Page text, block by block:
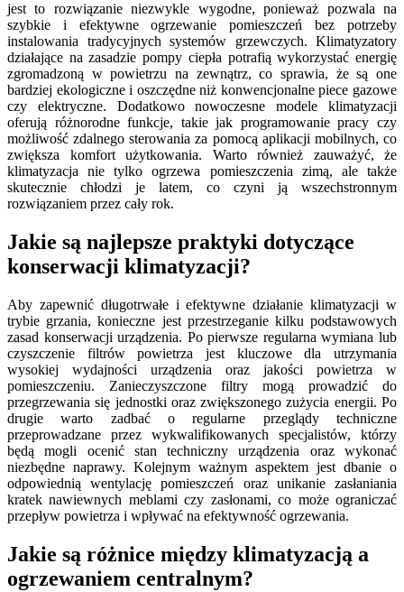
jest to rozwiązanie niezwykle wygodne, ponieważ pozwala na
szybkie i efektywne ogrzewanie pomieszczeń bez potrzeby
instalowania tradycyjnych systemów grzewczych. Klimatyzatory
działające na zasadzie pompy ciepła potrafią wykorzystać energię
zgromadzoną w powietrzu na zewnątrz, co sprawia, że są one
bardziej ekologiczne i oszczędne niż konwencjonalne piece gazowe
czy elektryczne. Dodatkowo nowoczesne modele klimatyzacji
oferują różnorodne funkcje, takie jak programowanie pracy czy
możliwość zdalnego sterowania za pomocą aplikacji mobilnych, co
zwiększa komfort użytkowania. Warto również zauważyć, że
klimatyzacja nie tylko ogrzewa pomieszczenia zimą, ale także
skutecznie chłodzi je latem, co czyni ją wszechstronnym
rozwiązaniem przez cały rok.
Jakie są najlepsze praktyki dotyczące
konserwacji klimatyzacji?
Aby zapewnić długotrwałe i efektywne działanie klimatyzacji w
trybie grzania, konieczne jest przestrzeganie kilku podstawowych
zasad konserwacji urządzenia. Po pierwsze regularna wymiana lub
czyszczenie filtrów powietrza jest kluczowe dla utrzymania
wysokiej wydajności urządzenia oraz jakości powietrza w
pomieszczeniu. Zanieczyszczone filtry mogą prowadzić do
przegrzewania się jednostki oraz zwiększonego zużycia energii. Po
drugie warto zadbać o regularne przeglądy techniczne
przeprowadzane przez wykwalifikowanych specjalistów, którzy
będą mogli ocenić stan techniczny urządzenia oraz wykonać
niezbędne naprawy. Kolejnym ważnym aspektem jest dbanie o
odpowiednią wentylację pomieszczeń oraz unikanie zasłaniania
kratek nawiewnych meblami czy zasłonami, co może ograniczać
przepływ powietrza i wpływać na efektywność ogrzewania.
Jakie są różnice między klimatyzacją a
ogrzewaniem centralnym?